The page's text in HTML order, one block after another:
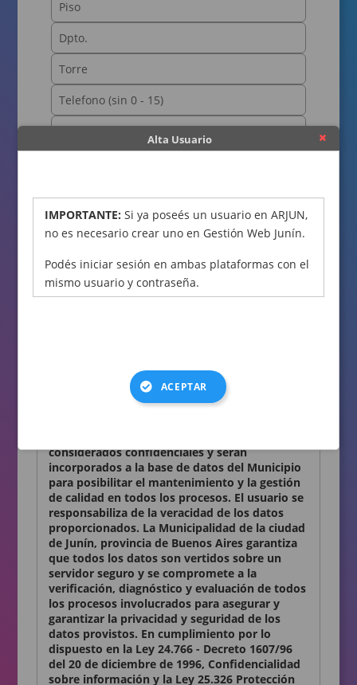
Términos y condiciones
Declaro conocer y aceptar lo establecido en la
considerados confidenciales y serán
incorporados a la base de datos del Municipio
para posibilitar el mantenimiento y la gestión
de calidad en todos los procesos. El usuario se
responsabiliza de la veracidad de los datos
proporcionados. La Municipalidad de la ciudad
de Junín, provincia de Buenos Aires garantiza
que todos los datos son vertidos sobre un
servidor seguro y se compromete a la
verificación, diagnóstico y evaluación de todos
los procesos involucrados para asegurar y
garantizar la privacidad y seguridad de los
datos provistos. En cumplimiento por lo
dispuesto en la Ley 24.766 - Decreto 1607/96
del 20 de diciembre de 1996, Confidencialidad
sobre información y la Ley 25.326 Protección
Alta Usuario
IMPORTANTE:Si ya poseés un usuario en ARJUN,
no es necesario crear uno en Gestión Web Junín.
Podés iniciar sesión en ambas plataformas con el
mismo usuario y contraseña.
ACEPTAR